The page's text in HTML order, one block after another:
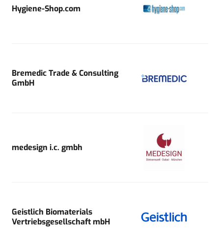
Hygiene-Shop.com
Bremedic Trade & Consulting
GmbH
medesign i.c. gmbh
Geistlich Biomaterials
Vertriebsgesellschaft mbH